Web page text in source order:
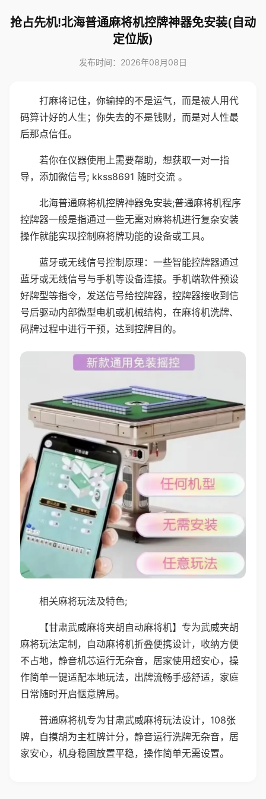
抢占先机!北海普通麻将机控牌神器免安装(自动
定位版)
发布时间：2026年08月08日
打麻将记住，你输掉的不是运气，而是被人用代
码算计好的人生；你失去的不是钱财，而是对人性最
后那点信任。
若你在仪器使用上需要帮助，想获取一对一指
导，添加微信号; kkss8691 随时交流 。
北海普通麻将机控牌神器免安装;普通麻将机程序
控牌器一般是指通过一些无需对麻将机进行复杂安装
操作就能实现控制麻将牌功能的设备或工具。
蓝牙或无线信号控制原理：一些智能控牌器通过
蓝牙或无线信号与手机等设备连接。手机端软件预设
好牌型等指令，发送信号给控牌器，控牌器接收到信
号后驱动内部微型电机或机械结构，在麻将机洗牌、
码牌过程中进行干预，达到控牌目的。
相关麻将玩法及特色;
【甘肃武威麻将夹胡自动麻将机】专为武威夹胡
麻将玩法定制，自动麻将机折叠便携设计，收纳方便
不占地，静音机芯运行无杂音，居家使用超安心，操
作简单一键适配本地玩法，出牌流畅手感舒适，家庭
日常随时开启惬意牌局。
普通麻将机专为甘肃武威麻将玩法设计，108张
牌，自摸胡为主杠牌计分，静音运行洗牌无杂音，居
家安心，机身稳固放置平稳，操作简单无需设置。